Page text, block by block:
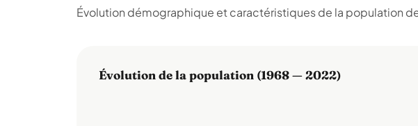
Évolution démographique et caractéristiques de la population
Évolution de la population (1968 — 2022)